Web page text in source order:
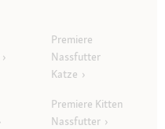
Premiere
Nassfutter
Katze
Premiere Kitten
Nassfutter